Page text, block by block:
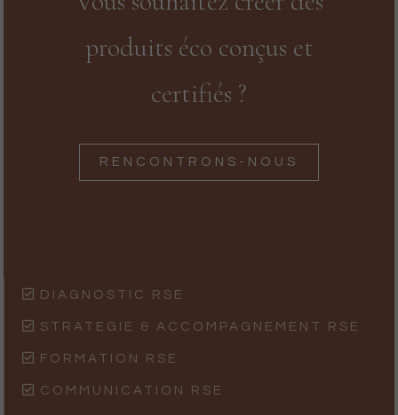
produits éco conçus et
certifiés ?
RENCONTRONS-NOUS
DIAGNOSTIC RSE
STRATEGIE & ACCOMPAGNEMENT RSE
FORMATION RSE
COMMUNICATION RSE